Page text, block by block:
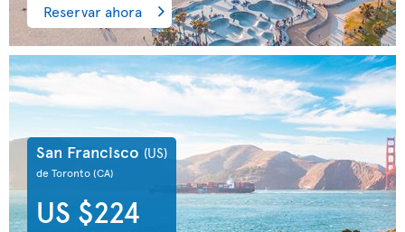
Reservar ahora
San Francisco (US)
de Toronto(CA)
US $224